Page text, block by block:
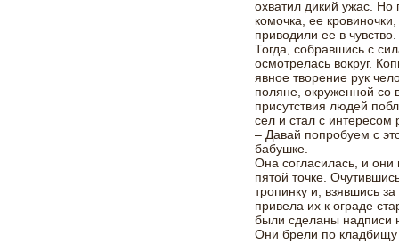
охватил дикий ужас. Но
комочка, ее
приводили ее в
Тогда, собравшись с
осмотрелась вокруг.
явное творение рук
поляне, окруженной со
присутствия людей
сел и стал с интересом
– Давай попробуем с
бабушке.
Она согласилась, и они
пятой точке.
тропинку и, взявшись
привела их к ограде
были сделаны надписи
Они брели по